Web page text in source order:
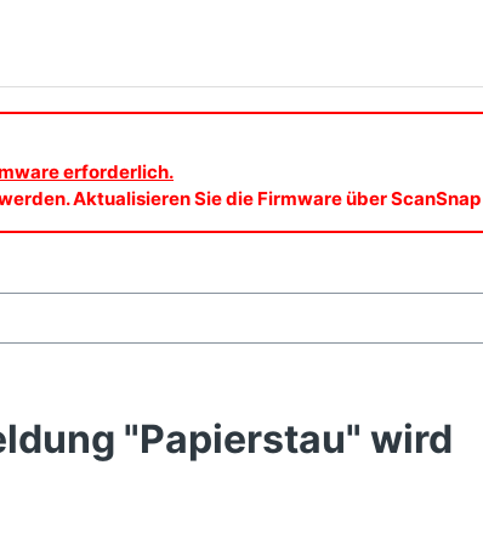
erforderlich.
Aktualisieren Sie die Firmware über ScanSnap
"Papierstau" wird